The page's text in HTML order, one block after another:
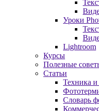
Уроки
Lightroom
Курсы
Полезные
Статьи
Техника и
Словарь